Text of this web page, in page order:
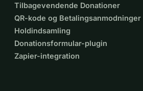
Tilbagevendende Donationer
QR-kode og Betalingsanmodninger
Holdindsamling
Donationsformular-plugin
Zapier-integration